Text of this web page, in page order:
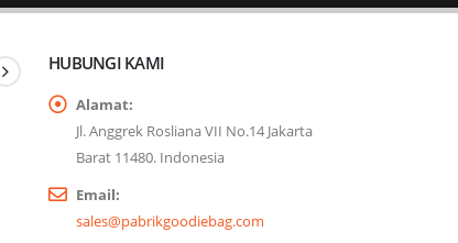
HUBUNGI KAMI
Alamat:
Jl. Anggrek Rosliana VII No.14 Jakarta
Barat 11480. Indonesia
Email:
sales@pabrikgoodiebag.com